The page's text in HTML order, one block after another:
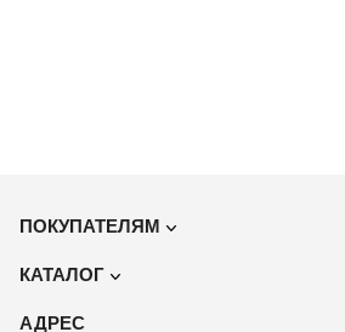
ПОКУПАТЕЛЯМ
Акции
КАТАЛОГ
АДРЕС